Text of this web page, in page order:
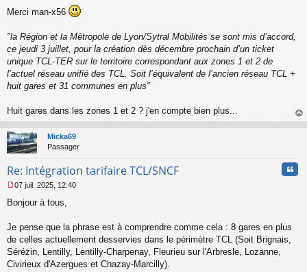
e
a
g
e
n
o
u
Merci man-x56
"la Région et la Métropole de Lyon/Sytral Mobilités se sont mis d’accord,
ce jeudi 3 juillet, pour la création dès décembre prochain d’un ticket
unique TCL-TER sur le territoire correspondant aux zones 1 et 2 de
l’actuel réseau unifié des TCL. Soit l’équivalent de l’ancien réseau TCL +
huit gares et 31 communes en plus"
Huit gares dans les zones 1 et 2 ? j'en compte bien plus...
au
Micka69
Passager
Re: Intégration tarifaire TCL/SNCF
e
g
e
n
07 juil. 2025, 12:40
Bonjour à tous,
Je pense que la phrase est à comprendre comme cela : 8 gares en plus
de celles actuellement desservies dans le périmètre TCL (Soit Brignais,
Sérézin, Lentilly, Lentilly-Charpenay, Fleurieu sur l'Arbresle, Lozanne,
Civirieux d'Azergues et Chazay-Marcilly).